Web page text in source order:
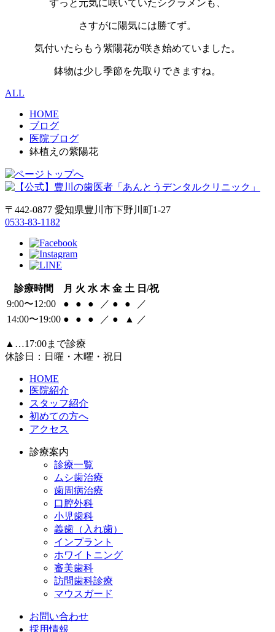
ずっと元気に咲いていたシクラメンも、
さすがに陽気には勝てず。
気付いたらもう紫陽花が咲き始めていました。
鉢物は少し季節を先取りできますね。
ALL
HOME
ブログ
医院ブログ
鉢植えの紫陽花
〒442-0877 愛知県豊川市下野川町1-27
0533-83-1182
診療時間 月 火 水 木 金 土 日/祝
9:00〜12:00
● ● ● ／ ● ●
／
14:00〜19:00 ● ● ● ／ ● ▲ ／
▲…17:00まで診療
休診日：日曜・木曜・祝日
HOME
医院紹介
スタッフ紹介
初めての方へ
アクセス
診療案内
診療一覧
ムシ歯治療
歯周病治療
口腔外科
小児歯科
義歯（入れ歯）
インプラント
ホワイトニング
審美歯科
訪問歯科診療
マウスガード
お問い合わせ
採用情報